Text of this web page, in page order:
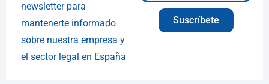
newsletter para
mantenerte informado
sobre nuestra empresa y
el sector legal en España
Suscríbete